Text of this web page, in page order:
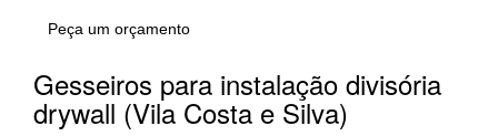
Peça um orçamento
Gesseiros para instalação divisória
drywall (Vila Costa e Silva)